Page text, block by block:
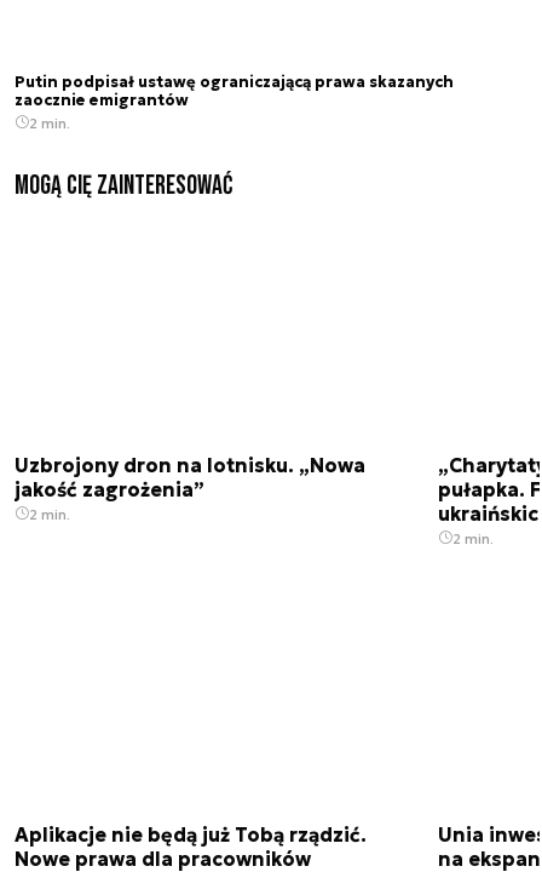
Putin podpisał ustawę ograniczającą prawa skazanych
zaocznie emigrantów
2 min.
Mogą Cię zainteresować
Uzbrojony dron na lotnisku. „Nowa
jakość zagrożenia”
2 min.
pułapka.
2 min.
Aplikacje nie będą już Tobą rządzić.
Nowe prawa dla pracowników
Unia
na